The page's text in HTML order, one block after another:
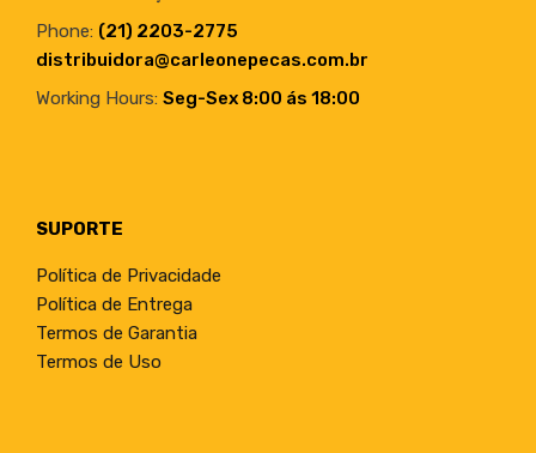
Phone: (21) 2203-2775
distribuidora@carleonepecas.com.br
Working Hours: Seg-Sex 8:00 ás 18:00
SUPORTE
Política de Privacidade
Política de Entrega
Termos de Garantia
Termos de Uso